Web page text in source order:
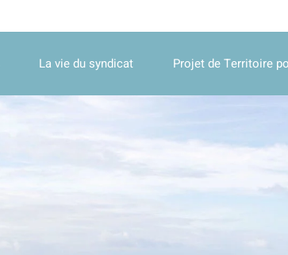
La vie du syndicat Projet de Territoire